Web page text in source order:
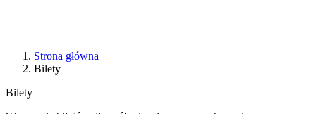
Strona główna
Bilety
Bilety